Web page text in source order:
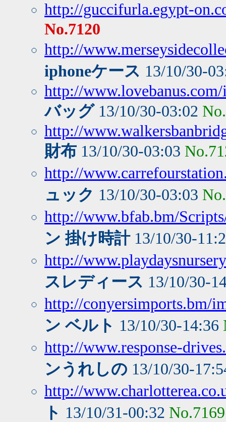
http://guccifurla.egypt-
No.7120
http://
iphoneケース 13/10/30-
http://
バッグ13/10/30-03:02
http://
財布 13/10/30-03:03
http://
ュック 13/10/30-03:03
http://www.bfab.bm/
ン 掛け時計13/10/30-
http://
スレディース 13/10/30-
http://conyersimports.bm/
ン ベルト 13/10/30-14:36
http://www.response-
ンうれしの 13/10/30-
http://
ト 13/10/31-00:32 No.7169